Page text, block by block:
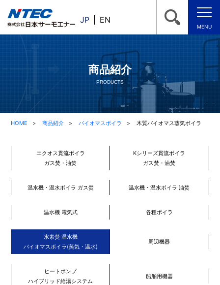
MENU
JP EN
商品紹介
PRODUCTS
HOME 商品紹介 バイオマスボイラ 木質バイオマス蒸気ボイラ
エクオス貫流ボイラ
ガス焚・油焚
Kシリーズ貫流ボイラ
ガス焚・油焚
温水機・温水ボイラ ガス焚 温水機・温水ボイラ 油焚
温水機 電気式 各種ボイラ
水素焚 温水機
バイオマスボイラ(蒸気・温水)
周辺機器
ヒートポンプ
ハイブリッド給湯システム
船舶用機器